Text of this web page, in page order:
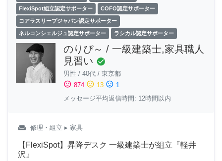
FlexiSpot組立認定サポーター COFO認定サポーター
コアラスリープジャパン認定サポーター
ネルコンシェルジュ認定サポーター ラシカル認定サポーター
のりぴ～ / 一級建築士,家具職人
見習い check_circle
男性 / 40代 / 東京都
sentiment_satisfied 874 sentiment_neutral 13 sentiment_dissatisfied 1
メッセージ平均返信時間: 12時間以内
weekend 修理・組立 ▸ 家具
【FlexiSpot】昇降デスク 一級建築士が組立『軽井
沢』